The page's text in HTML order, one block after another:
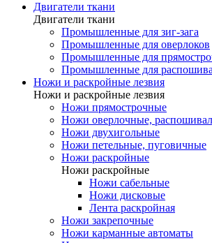
Двигатели ткани
Двигатели ткани
Промышленные для зиг-зага
Промышленные для оверлоков
Промышленные для
Промышленные для
Ножи и раскройные лезвия
Ножи и раскройные лезвия
Ножи прямострочные
Ножи оверлочные,
Ножи двухигольные
Ножи петельные, пуговичные
Ножи раскройные
Ножи раскройные
Ножи сабельные
Ножи дисковые
Лента раскройная
Ножи закрепочные
Ножи карманные автоматы